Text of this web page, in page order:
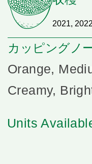
2021, 2022
カッピングノ
Orange,
Creamy,
Units